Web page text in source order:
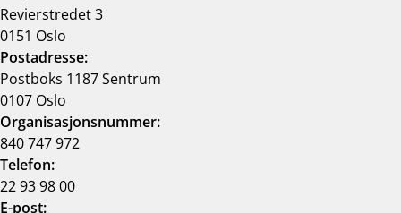
Revierstredet 3
0151 Oslo
Postadresse:
Postboks 1187 Sentrum
0107 Oslo
Organisasjonsnummer:
840 747 972
Telefon:
22 93 98 00
E-post: